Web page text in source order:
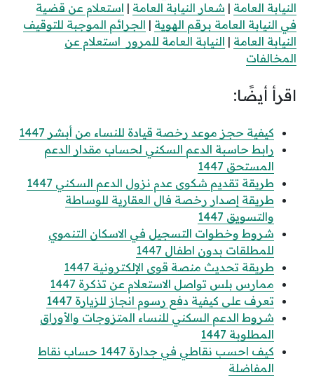
النيابة العامة | شعار النيابة العامة | استعلام عن قضية
في النيابة العامة برقم الهوية | الجرائم الموجبة للتوقيف
النيابة العامة | النيابة العامة للمرور استعلام عن
المخالفات
اقرأ أيضًا:
كيفية حجز موعد رخصة قيادة للنساء من أبشر 1447
رابط حاسبة الدعم السكني لحساب مقدار الدعم
المستحق 1447
طريقة تقديم شكوى عدم نزول الدعم السكني 1447
طريقة إصدار رخصة فال العقارية للوساطة
والتسويق 1447
شروط وخطوات التسجيل في الاسكان التنموي
للمطلقات بدون اطفال 1447
طريقة تحديث منصة قوى الإلكترونية 1447
ممارس بلس تواصل الاستعلام عن تذكرة 1447
تعرف على كيفية دفع رسوم انجاز للزيارة 1447
شروط الدعم السكني للنساء المتزوجات والأوراق
المطلوبة 1447
كيف احسب نقاطي في جدارة 1447 حساب نقاط
المفاضلة